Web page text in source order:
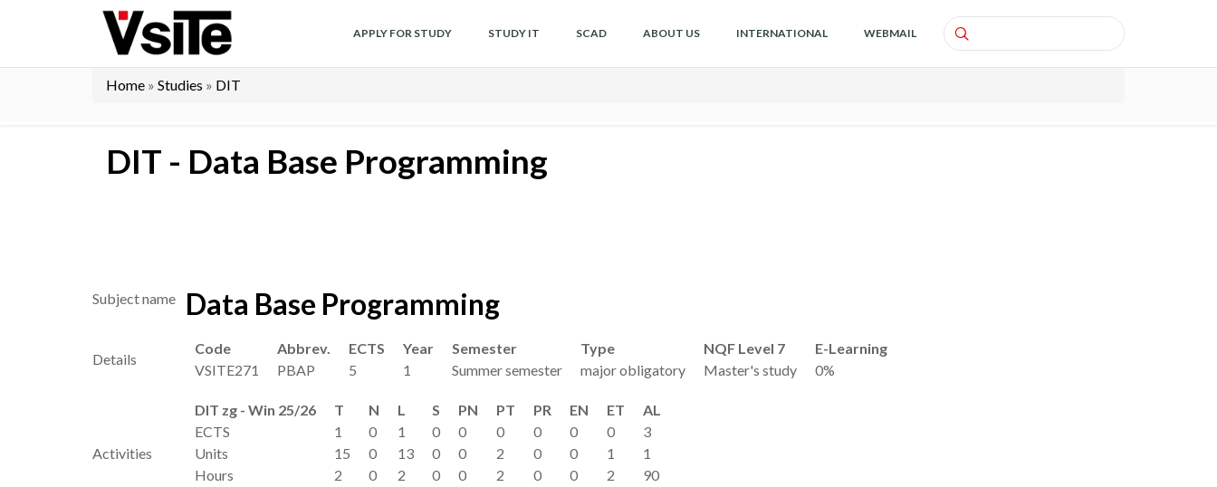
Search
APPLY FOR STUDY STUDY IT SCAD ABOUT US INTERNATIONAL WEBMAIL
Home Studies DIT
DIT - Data Base Programming
Subject name Data Base Programming
Details
Code
VSITE271
Abbrev.
PBAP
ECTS
5
Year
1
Semester
Summer semester
Type
major obligatory
NQF Level 7
Master's study
E-Learning
0%
Activities
DIT zg - Win 25/26
ECTS
Units
Hours
T
1
15
2
N
0
0
0
L
1
13
2
S
0
0
0
PN
0
0
0
PT
0
2
2
PR
0
0
0
EN
0
0
0
ET
0
1
2
AL
3
1
90